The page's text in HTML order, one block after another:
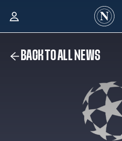
BACK TO ALL NEWS